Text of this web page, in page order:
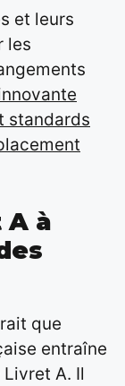
et leurs
les
standards
à
que
entraîne
A. Il